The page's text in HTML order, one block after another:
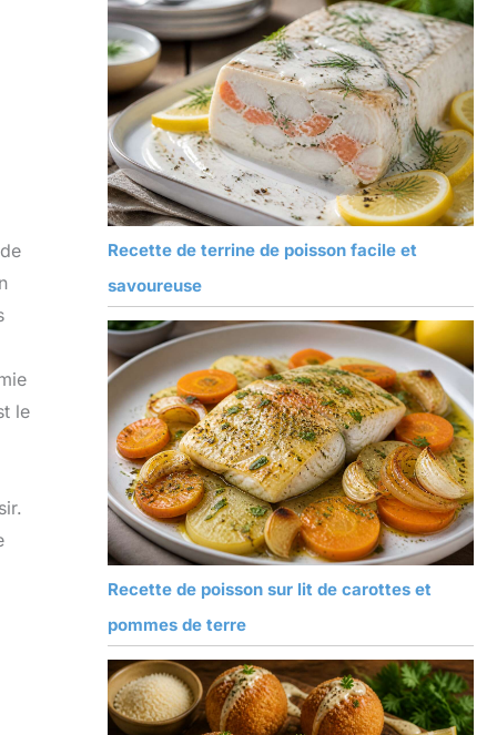
le
Recette de terrine de poisson facile et
savoureuse
Recette de poisson sur lit de carottes et
pommes de terre